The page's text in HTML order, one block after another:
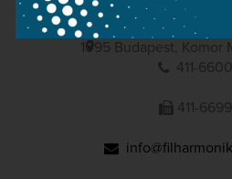
1095 Budapest, Komor
411-6600
411-6699